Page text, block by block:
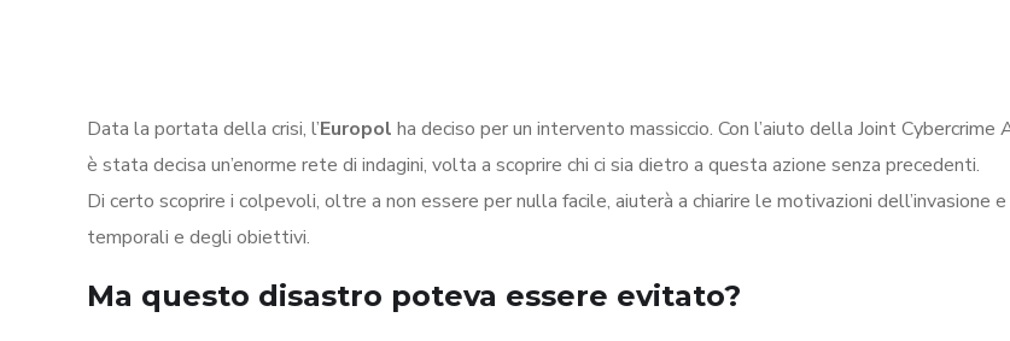
Data la portata della crisi, l’Europol ha deciso per un intervento massiccio. Con l’aiuto della Joint Cybercrime
è stata decisa un’enorme rete di indagini, volta a scoprire chi ci sia dietro a questa azione senza precedenti.
Di certo scoprire i colpevoli, oltre a non essere per nulla facile, aiuterà a chiarire le motivazioni dell’invasione
temporali e degli obiettivi.
Ma questo disastro poteva essere evitato?